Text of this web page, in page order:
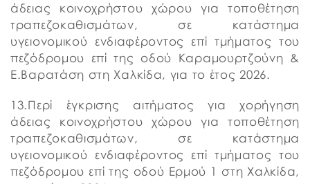
άδειας κοινοχρήστου χώρου για τοποθέτηση
τραπεζοκαθισμάτων, σε κατάστημα
υγειονομικού ενδιαφέροντος επί τμήματος του
πεζόδρομου επί της οδού Καραμουρτζούνη &
Ε.Βαρατάση στη Χαλκίδα, για το έτος 2026.
13.Περί έγκρισης αιτήματος για χορήγηση
άδειας κοινοχρήστου χώρου για τοποθέτηση
τραπεζοκαθισμάτων, σε κατάστημα
υγειονομικού ενδιαφέροντος επί τμήματος του
πεζόδρομου επί της οδού Ερμού 1 στη Χαλκίδα,